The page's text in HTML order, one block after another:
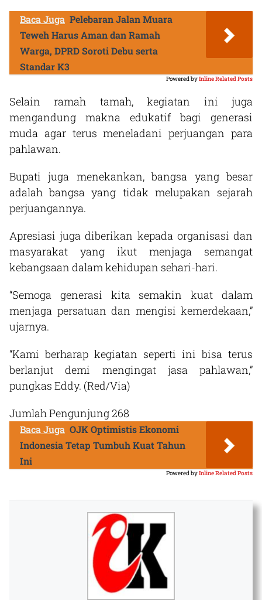
Baca Juga Pelebaran Jalan Muara
Teweh Harus Aman dan Ramah
Warga, DPRD Soroti Debu serta
Standar K3
Powered byInline Related Posts
Selain ramah tamah, kegiatan ini juga
mengandung makna edukatif bagi generasi
muda agar terus meneladani perjuangan para
pahlawan.
Bupati juga menekankan, bangsa yang besar
adalah bangsa yang tidak melupakan sejarah
perjuangannya.
Apresiasi juga diberikan kepada organisasi dan
masyarakat yang ikut menjaga semangat
kebangsaan dalam kehidupan sehari-hari.
“Semoga generasi kita semakin kuat dalam
menjaga persatuan dan mengisi kemerdekaan,”
ujarnya.
“Kami berharap kegiatan seperti ini bisa terus
berlanjut demi mengingat jasa pahlawan,”
pungkas Eddy. (Red/Via)
Jumlah Pengunjung268
Baca Juga OJK Optimistis Ekonomi
Indonesia Tetap Tumbuh Kuat Tahun
Ini
Powered byInline Related Posts